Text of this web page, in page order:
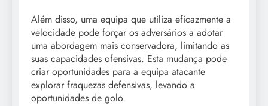
Além disso, uma equipa que utiliza eficazmente a
velocidade pode forçar os adversários a adotar
uma abordagem mais conservadora, limitando as
suas capacidades ofensivas. Esta mudança pode
criar oportunidades para a equipa atacante
explorar fraquezas defensivas, levando a
oportunidades de golo.